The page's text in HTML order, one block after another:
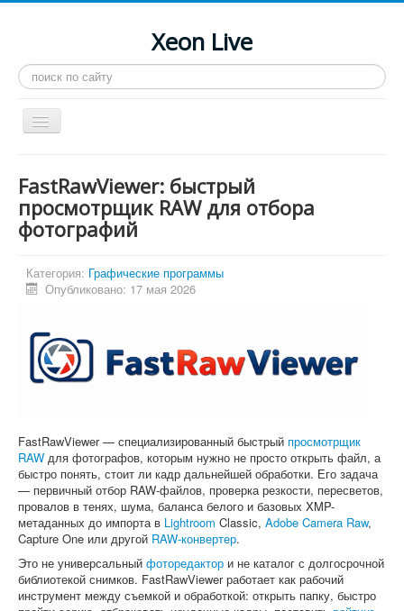
Xeon Live
Искать...
Toggle
Navigation
LGA 2011-3
LGA 2011
Инструкции
Конференция
Системные программы
FastRawViewer: быстрый
просмотрщик RAW для отбора
фотографий
Категория: Графические программы
Опубликовано: 17 мая 2026
FastRawViewer — специализированный быстрый просмотрщик
RAW для фотографов, которым нужно не просто открыть файл, а
быстро понять, стоит ли кадр дальнейшей обработки. Его задача
— первичный отбор RAW-файлов, проверка резкости, пересветов,
провалов в тенях, шума, баланса белого и базовых XMP-
метаданных до импорта в Lightroom Classic, Adobe Camera Raw,
Capture One или другой RAW-конвертер.
Это не универсальный фоторедактор и не каталог с долгосрочной
библиотекой снимков. FastRawViewer работает как рабочий
инструмент между съемкой и обработкой: открыть папку, быстро